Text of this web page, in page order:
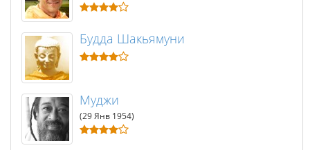
Будда Шакьямуни
Муджи
(29 Янв 1954)